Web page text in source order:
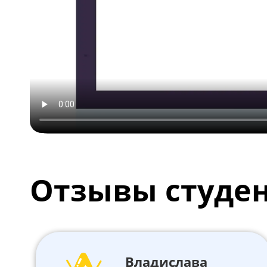
Отзывы
Владислава